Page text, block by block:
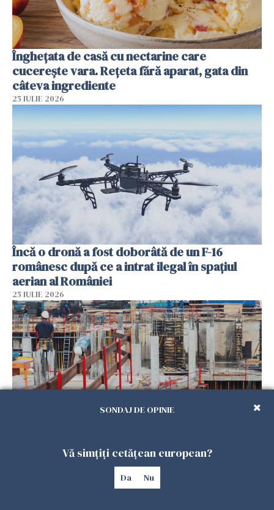
Înghețata de casă cu nectarine care
cucerește vara. Rețeta fără aparat, gata din
câteva ingrediente
25 IULIE 2026
Încă o dronă a fost doborâtă de un F-16
românesc după ce a intrat ilegal în spațiul
aerian al României
25 IULIE 2026
Se caută urgent români pentru șantiere din
Marea Britanie. Salarii de până la 29 de lire pe
SONDAJ DE OPINIE
Vă simțiți cetățean european?
Da Nu